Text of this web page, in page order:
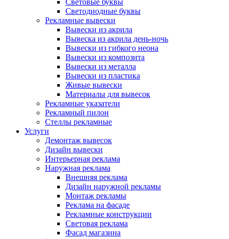
Световые буквы
Светодиодные буквы
Рекламные вывески
Вывески из акрила
Вывеска из акрила день-ночь
Вывески из гибкого неона
Вывески из композита
Вывески из металла
Вывески из пластика
Живые вывески
Материалы для вывесок
Рекламные указатели
Рекламный пилон
Стеллы рекламные
Услуги
Демонтаж вывесок
Дизайн вывески
Интерьерная реклама
Наружная реклама
Внешняя реклама
Дизайн наружной рекламы
Монтаж рекламы
Реклама на фасаде
Рекламные конструкции
Световая реклама
Фасад магазина